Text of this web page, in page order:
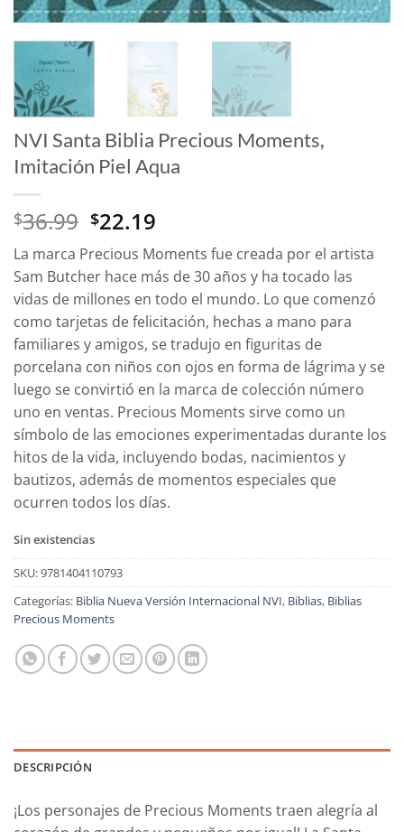
NVI Santa Biblia Precious Moments,
Imitación Piel Aqua
$36.99 El
precio
original
era:
$36.99.
$22.19
precio
actual
es:
$22.19.
La marca Precious Moments fue creada por el artista
Sam Butcher hace más de 30 años y ha tocado las
vidas de millones en todo el mundo. Lo que comenzó
como tarjetas de felicitación, hechas a mano para
familiares y amigos, se tradujo en figuritas de
porcelana con niños con ojos en forma de lágrima y se
luego se convirtió en la marca de colección número
uno en ventas. Precious Moments sirve como un
símbolo de las emociones experimentadas durante los
hitos de la vida, incluyendo bodas, nacimientos y
bautizos, además de momentos especiales que
ocurren todos los días.
Sin existencias
SKU:9781404110793
Categorías: Biblia Nueva Versión Internacional NVI, Biblias, Biblias
Precious Moments
DESCRIPCIÓN
¡Los personajes de Precious Moments traen alegría al